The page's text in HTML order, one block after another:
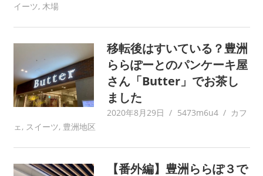
イーツ, 木場
移転後はすいている？豊洲
ららぽーとのパンケーキ屋
さん「Butter」でお茶し
ました
2020年8月29日 5473m6u4
カフ
ェ, スイーツ, 豊洲地区
【番外編】豊洲ららぽ３で